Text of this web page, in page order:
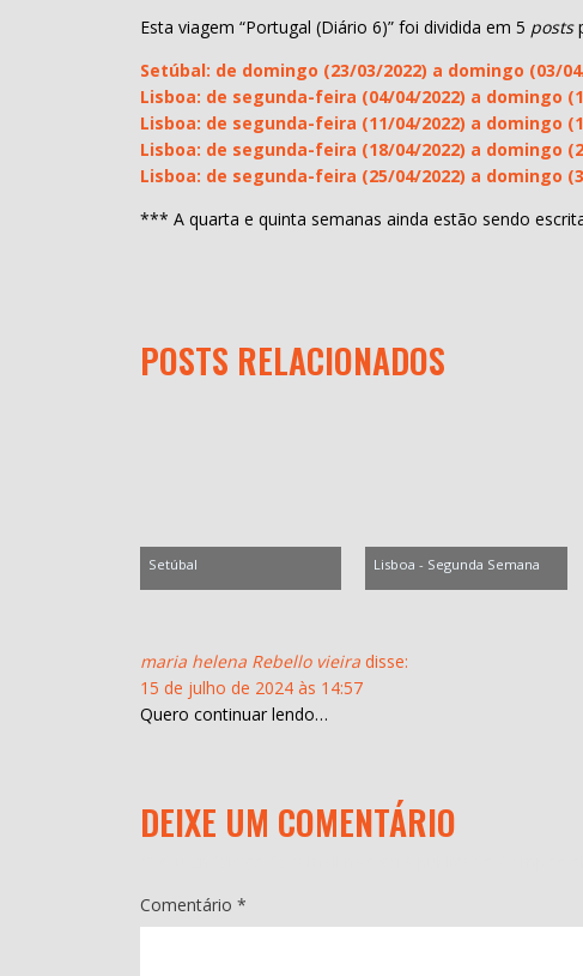
Esta viagem “Portugal (Diário 6)” foi dividida em 5 posts
Setúbal: de domingo (23/03/2022) a domingo (03/
Lisboa: de segunda-feira (04/04/2022) a domingo
Lisboa: de segunda-feira (11/04/2022) a domingo
Lisboa: de segunda-feira (18/04/2022) a domingo
Lisboa: de segunda-feira (25/04/2022) a domingo
*** A quarta e quinta semanas ainda estão sendo
POSTS RELACIONADOS
Setúbal Lisboa - Segunda Semana
maria helena Rebello vieira disse:
15 de julho de 2024 às 14:57
Quero continuar lendo…
DEIXE UM COMENTÁRIO
Comentário *